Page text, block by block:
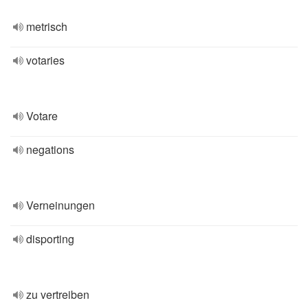
metrisch
votaries
Votare
negations
Verneinungen
disporting
zu vertreiben